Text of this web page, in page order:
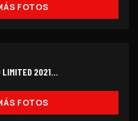
FOTOS
2021...
FOTOS